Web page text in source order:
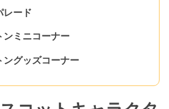
レード
ンミニコーナー
ングッズコーナー